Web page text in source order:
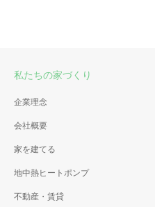
私たちの家づくり
企業理念
会社概要
家を建てる
地中熱ヒートポンプ
不動産・賃貸